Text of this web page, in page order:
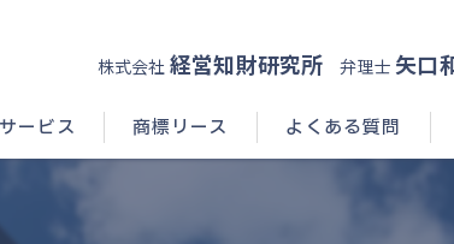
株式会社 経営知財研究所 弁理士 矢口
サービス 商標リース よくある質問